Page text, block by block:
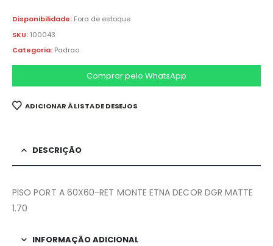
Disponibilidade: Fora de estoque
SKU: 100043
Categoria: Padrao
Comprar pelo WhatsApp
ADICIONAR À LISTA DE DESEJOS
DESCRIÇÃO
PISO PORT A 60X60-RET MONTE ETNA DECOR DGR MATTE
1.70
INFORMAÇÃO ADICIONAL